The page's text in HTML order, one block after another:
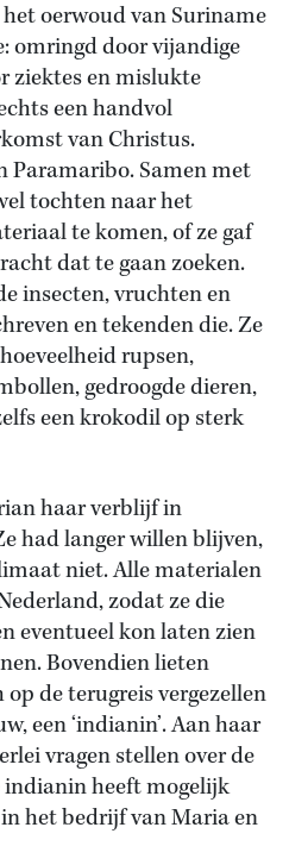
oerwoud van Suriname
omringd door vijandige
ziektes en mislukte
een handvol
van Christus.
Paramaribo. Samen met
tochten naar het
te komen, of ze gaf
dat te gaan zoeken.
insecten, vruchten en
en tekenden die. Ze
rupsen,
gedroogde dieren,
een krokodil op sterk
haar verblijf in
had langer willen blijven,
niet. Alle materialen
zodat ze die
eventueel kon laten zien
Bovendien lieten
de terugreis vergezellen
een ‘indianin’. Aan haar
vragen stellen over de
heeft mogelijk
het bedrijf van Maria en